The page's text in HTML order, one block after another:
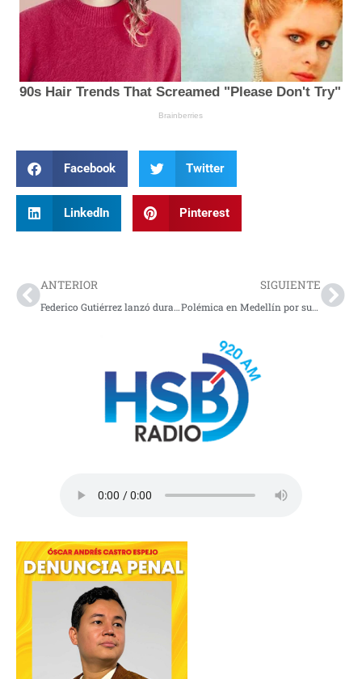
Facebook Twitter
LinkedIn Pinterest
ANTERIOR
Federico Gutiérrez lanzó dura crítica a Gustavo Petro por reunión de su hermano a Iván Moreno
SIGUIENTE
Polémica en Medellín por supuesta valla que mezcla logos de la Alcaldía y propaganda de Petro